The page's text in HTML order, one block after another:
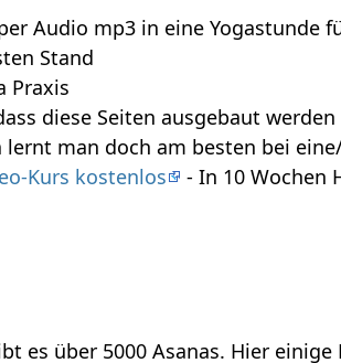
Audio mp3 in eine Yogastunde
Stand
Praxis
diese Seiten ausgebaut
lernt man doch am besten bei
Kurs kostenlos
- In 10 Wochen
es über 5000 Asanas. Hier